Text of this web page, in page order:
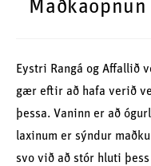
Eystri Rangá og Affallið
gær eftir að hafa verið
þessa. Vaninn er að
laxinum er sýndur
svo við að stór hluti